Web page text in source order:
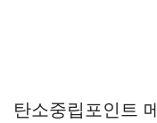
탄소중립포인트